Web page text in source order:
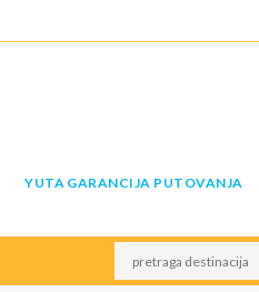
YUTA GARANCIJA PUTOVANJA